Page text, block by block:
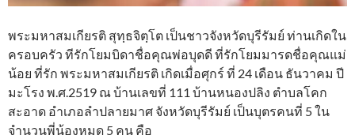
พระมหาสมเกียรติ สุทฺธจิตฺโต เป็นชาวจังหวัดบุรีรัมย์ ท่านเกิดใน
ครอบครัว ทีรักโยมบิดาชื่อคุณพ่อบุดดี ที่รักโยมมารดชื่อคุณแม่
น้อย ที่รัก พระมหาสมเกียรติ เกิดเมื่อศุกร์ ที่ 24 เดือน ธันวาคม ปี
มะโรง พ.ศ.2519 ณ บ้านเลขที่ 111 บ้านหนองปลิง ตำบลโคก
สะอาด อำเภอลำปลายมาศ จังหวัดบุรีรัมย์ เป็นบุตรคนที่ 5 ใน
จำนวนพี่น้องหมด 5 คน คือ